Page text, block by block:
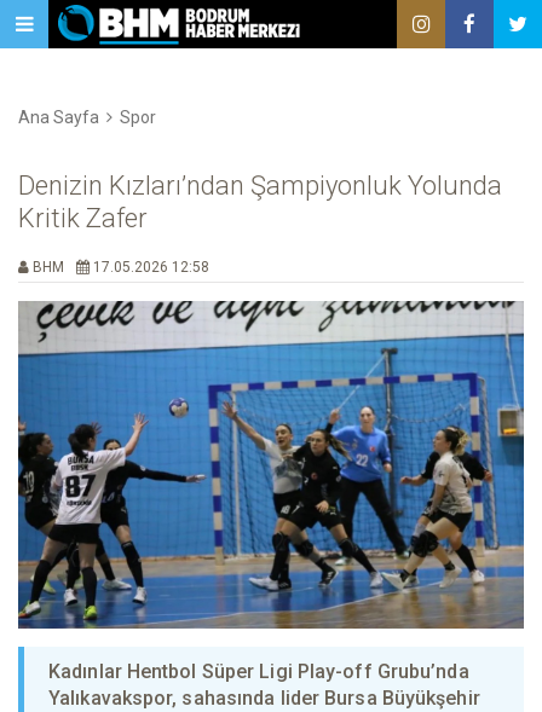
Ana Sayfa Spor
Denizin Kızları’ndan Şampiyonluk Yolunda
Kritik Zafer
BHM 17.05.2026 12:58
Kadınlar Hentbol Süper Ligi Play-off Grubu’nda
Yalıkavakspor, sahasında lider Bursa Büyükşehir